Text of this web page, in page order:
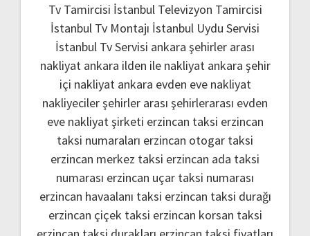
Tv Tamircisi İstanbul Televizyon Tamircisi
İstanbul Tv Montajı İstanbul Uydu Servisi
İstanbul Tv Servisi ankara şehirler arası
nakliyat ankara ilden ile nakliyat ankara şehir
içi nakliyat ankara evden eve nakliyat
nakliyeciler şehirler arası şehirlerarası evden
eve nakliyat şirketi erzincan taksi erzincan
taksi numaraları erzincan otogar taksi
erzincan merkez taksi erzincan ada taksi
numarası erzincan uçar taksi numarası
erzincan havaalanı taksi erzincan taksi durağı
erzincan çiçek taksi erzincan korsan taksi